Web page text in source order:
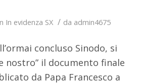
In evidenza SX / da admin4675
concluso Sinodo, si
nostro” il documento finale
da Papa Francesco a